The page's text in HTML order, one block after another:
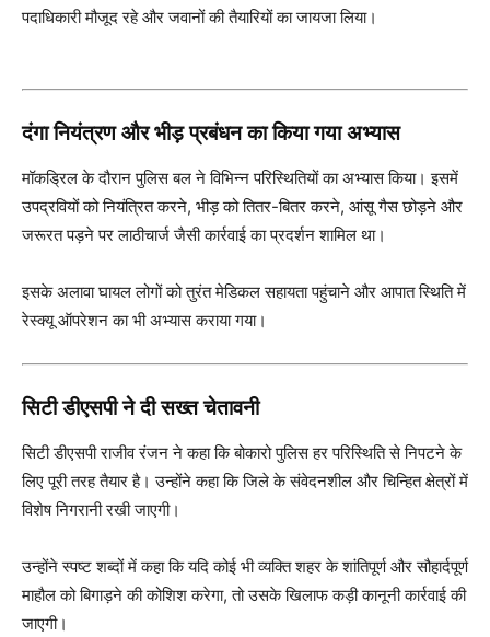
पदाधिकारी मौजूद रहे और जवानों की तैयारियों का जायजा लिया।
दंगा नियंत्रण और भीड़ प्रबंधन का किया गया अभ्यास
मॉकड्रिल के दौरान पुलिस बल ने विभिन्न परिस्थितियों का अभ्यास किया। इसमें
उपद्रवियों को नियंत्रित करने, भीड़ को तितर-बितर करने, आंसू गैस छोड़ने और
जरूरत पड़ने पर लाठीचार्ज जैसी कार्रवाई का प्रदर्शन शामिल था।
इसके अलावा घायल लोगों को तुरंत मेडिकल सहायता पहुंचाने और आपात स्थिति में
रेस्क्यू ऑपरेशन का भी अभ्यास कराया गया।
सिटी डीएसपी ने दी सख्त चेतावनी
सिटी डीएसपी राजीव रंजन ने कहा कि बोकारो पुलिस हर परिस्थिति से निपटने के
लिए पूरी तरह तैयार है। उन्होंने कहा कि जिले के संवेदनशील और चिन्हित क्षेत्रों में
विशेष निगरानी रखी जाएगी।
उन्होंने स्पष्ट शब्दों में कहा कि यदि कोई भी व्यक्ति शहर के शांतिपूर्ण और सौहार्दपूर्ण
माहौल को बिगाड़ने की कोशिश करेगा, तो उसके खिलाफ कड़ी कानूनी कार्रवाई की
जाएगी।